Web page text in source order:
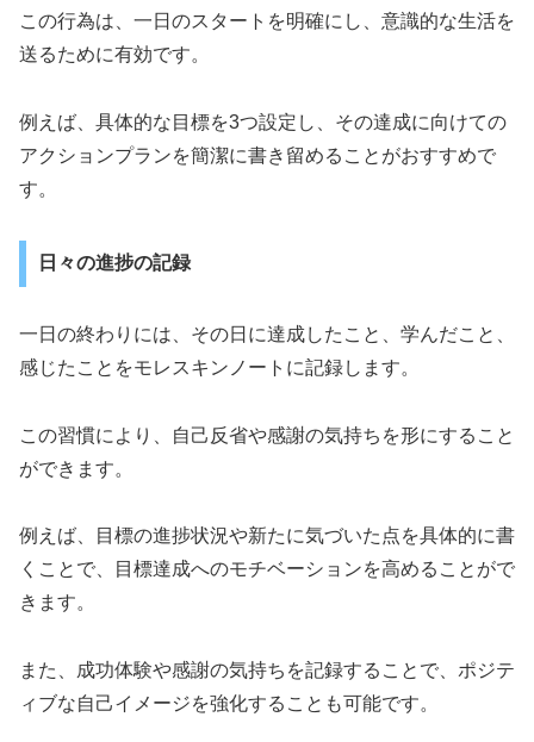
この行為は、一日のスタートを明確にし、意識的な生活を
送るために有効です。
例えば、具体的な目標を3つ設定し、その達成に向けての
アクションプランを簡潔に書き留めることがおすすめで
す。
日々の進捗の記録
一日の終わりには、その日に達成したこと、学んだこと、
感じたことをモレスキンノートに記録します。
この習慣により、自己反省や感謝の気持ちを形にすること
ができます。
例えば、目標の進捗状況や新たに気づいた点を具体的に書
くことで、目標達成へのモチベーションを高めることがで
きます。
また、成功体験や感謝の気持ちを記録することで、ポジテ
ィブな自己イメージを強化することも可能です。